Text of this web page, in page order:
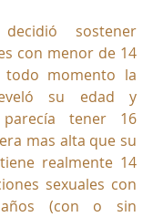
sostener
con menor de 14
momento la
su edad y
parecía tener 16
mas alta que su
realmente 14
sexuales con
(con o sin